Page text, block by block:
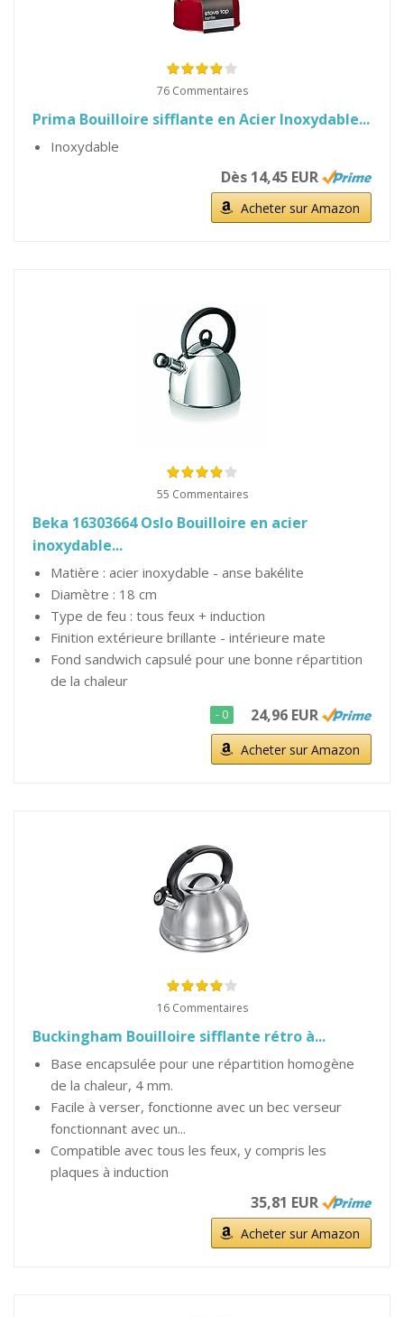
76 Commentaires
Prima Bouilloire sifflante en Acier Inoxydable...
Inoxydable
Dès 14,45 EUR
Acheter sur Amazon
55 Commentaires
Beka 16303664 Oslo Bouilloire en acier
inoxydable...
Matière : acier inoxydable - anse bakélite
Diamètre : 18 cm
Type de feu : tous feux + induction
Finition extérieure brillante - intérieure mate
Fond sandwich capsulé pour une bonne répartition
de la chaleur
- 0 24,96 EUR
Acheter sur Amazon
16 Commentaires
Buckingham Bouilloire sifflante rétro à...
Base encapsulée pour une répartition homogène
de la chaleur, 4 mm.
Facile à verser, fonctionne avec un bec verseur
fonctionnant avec un...
Compatible avec tous les feux, y compris les
plaques à induction
35,81 EUR
Acheter sur Amazon